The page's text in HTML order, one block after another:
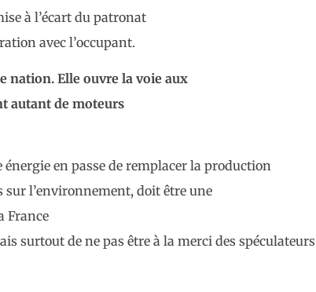
à l’écart du patronat
avec l’occupant.
nation. Elle ouvre la voie aux
autant de moteurs
en passe de remplacer la production
l’environnement, doit être une
France
surtout de ne pas être à la merci des spéculateurs